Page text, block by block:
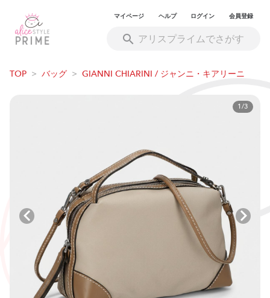
マイページ ヘルプ ログイン 会員登録
TOP > バッグ > GIANNI CHIARINI / ジャンニ・キアリーニ
1/3